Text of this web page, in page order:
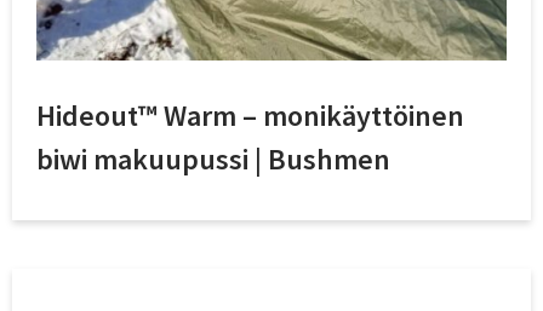
Hideout™ Warm – monikäyttöinen
biwi makuupussi | Bushmen